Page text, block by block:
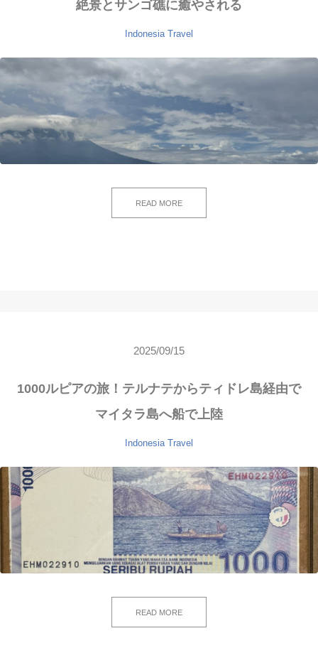
絶景とサンゴ礁に癒やされる
Indonesia Travel
READ MORE
2025/09/15
1000ルピアの旅！テルナテからティドレ島経由で
マイタラ島へ船で上陸
Indonesia Travel
READ MORE